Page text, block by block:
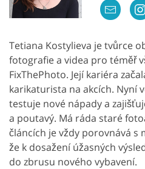
Tetiana Kostylieva je tvůrce
fotografie a videa pro téměř
FixThePhoto. Její kariéra
karikaturista na akcích. Nyní
testuje nové nápady a
a poutavý. Má ráda staré
článcích je vždy porovnává s
že k dosažení úžasných
do zbrusu nového vybavení.